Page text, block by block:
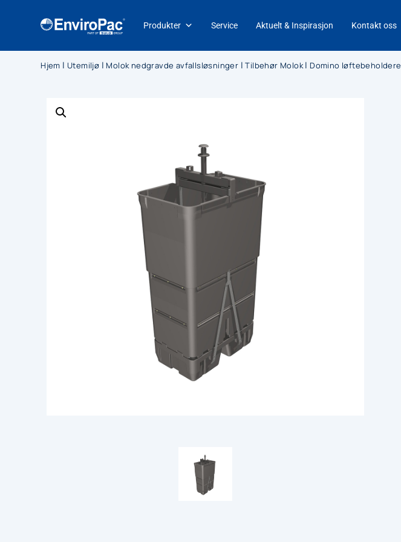
Produkter Service Aktuelt & Inspirasjon Kontakt oss
Hjem | Utemiljø | Molok nedgravde avfallsløsninger |Tilbehør Molok| Domino løftebeholdere